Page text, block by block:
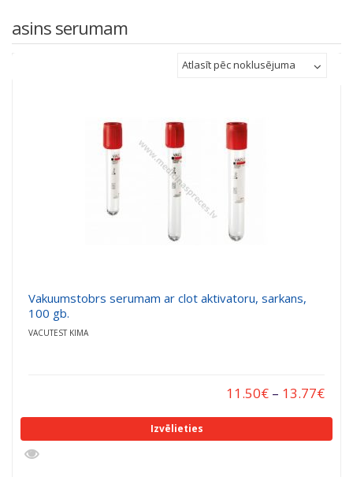
n
a
a
asins serumam
Atlasīt pēc noklusējuma
Vakuumstobrs serumam ar clot aktivatoru, sarkans,
100 gb.
VACUTEST KIMA
11.50€ – 13.77€
Izvēlieties